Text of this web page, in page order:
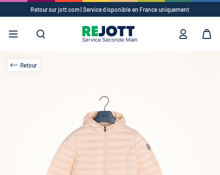
Retour sur jott.com | Service disponible en France uniquement
RetourVêtements